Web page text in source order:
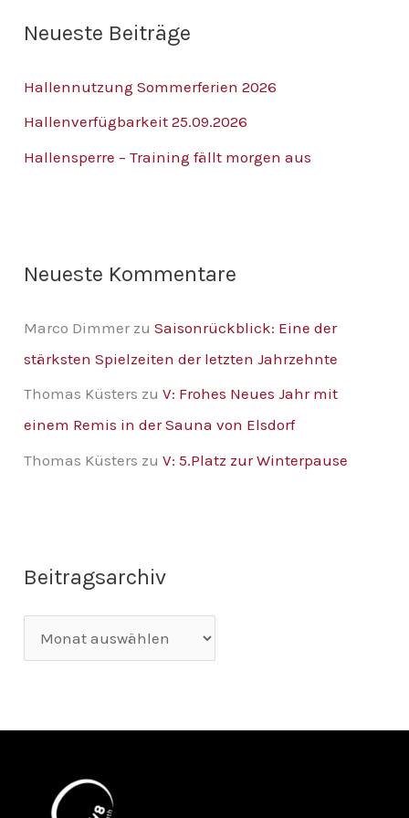
e
a
c
Neueste Beiträge
Hallennutzung Sommerferien 2026
Hallenverfügbarkeit 25.09.2026
Hallensperre – Training fällt morgen aus
Neueste Kommentare
Marco Dimmer zuSaisonrückblick: Eine der
stärksten Spielzeiten der letzten Jahrzehnte
Thomas Küsters zuV: Frohes Neues Jahr mit
einem Remis in der Sauna von Elsdorf
Thomas Küsters zuV: 5.Platz zur Winterpause
Beitragsarchiv